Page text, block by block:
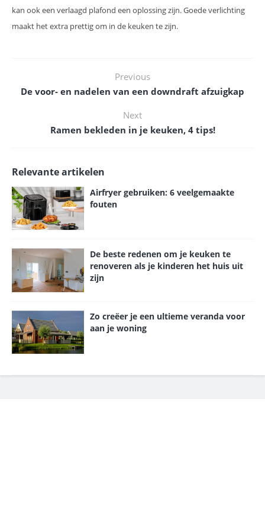
kan ook een verlaagd plafond een oplossing zijn. Goede verlichting
maakt het extra prettig om in de keuken te zijn.
Previous
De voor- en nadelen van een downdraft afzuigkap
Next
Ramen bekleden in je keuken, 4 tips!
Relevante artikelen
Airfryer gebruiken: 6 veelgemaakte
fouten
De beste redenen om je keuken te
renoveren als je kinderen het huis uit
zijn
Zo creëer je een ultieme veranda voor
aan je woning